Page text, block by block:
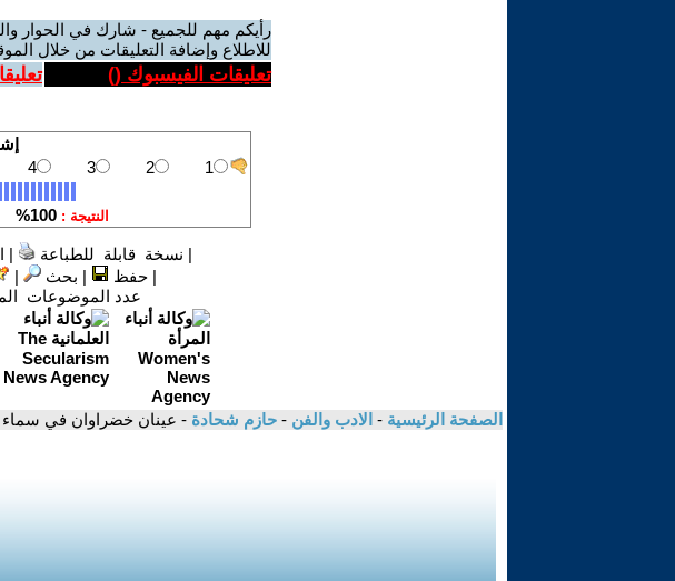
رأيكم مهم للجميع - شارك في الحوار
للاطلاع وإضافة التعليقات من خلال
تعليقات الفيسبوك ()
| نسخة قابلة للطباعة |
|حفظ | بحث |
عدد الموضوعات
الصفحة الرئيسية - الادب والفن - حازم شحادة - عينان خضراوان في سماء